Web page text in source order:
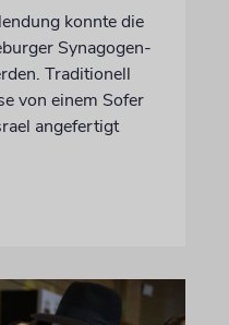
konnte die
Synagogen-
Traditionell
von einem Sofer
angefertigt